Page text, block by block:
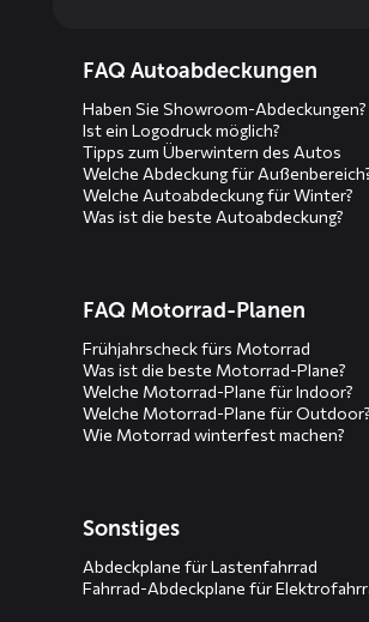
menusFAQ Autoabdeckungen
Haben Sie Showroom-Abdeckungen?
Ist ein Logodruck möglich?
Tipps zum Überwintern des Autos
Welche Abdeckung für
Welche Autoabdeckung für Winter?
Was ist die beste Autoabdeckung?
FAQ Motorrad-Planen
Frühjahrscheck fürs Motorrad
Was ist die beste Motorrad-Plane?
Welche Motorrad-Plane für Indoor?
Welche Motorrad-Plane für Outdoor?
Wie Motorrad winterfest machen?
Sonstiges
Abdeckplane für Lastenfahrrad
Fahrrad-Abdeckplane für